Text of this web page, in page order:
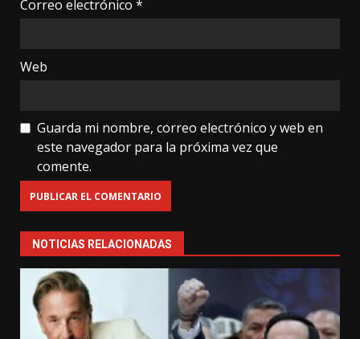
Correo electrónico *
Web
Guarda mi nombre, correo electrónico y web en
este navegador para la próxima vez que
comente.
NOTICIAS RELACIONADAS